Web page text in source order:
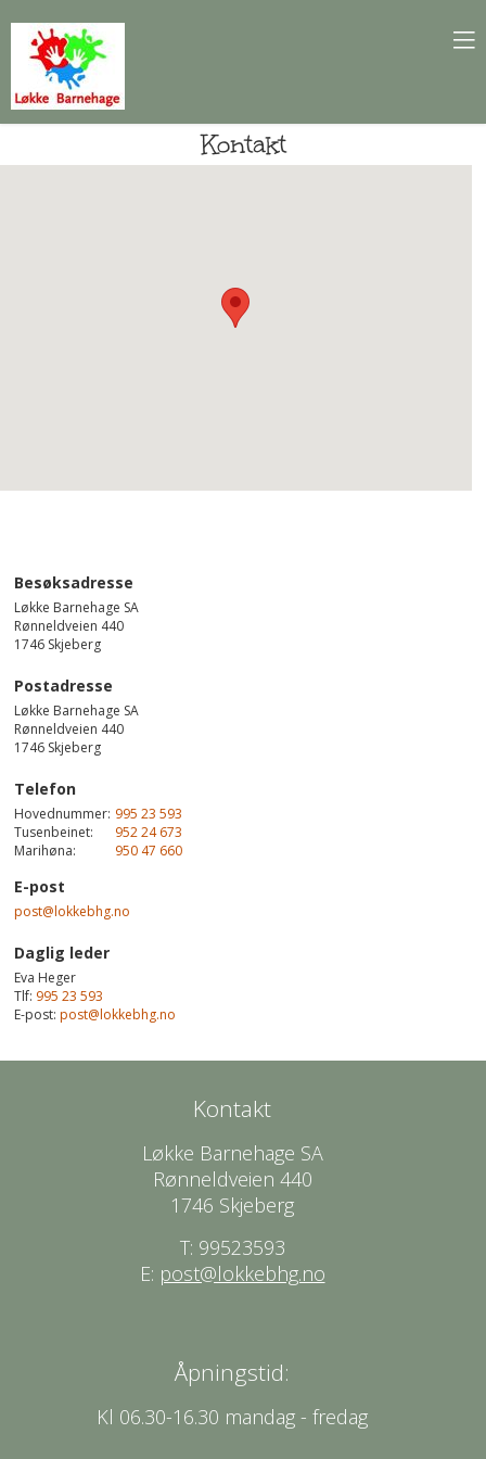
Kontakt
Besøksadresse
Løkke Barnehage SA
Rønneldveien 440
1746 Skjeberg
Postadresse
Løkke Barnehage SA
Rønneldveien 440
1746 Skjeberg
Telefon
Hovednummer: 995 23 593
Tusenbeinet:
952 24 673
Marihøna:
950 47 660
E-post
post@lokkebhg.no
Daglig leder
Eva Heger
Tlf: 995 23 593
E-post:post@lokkebhg.no
Kontakt
Løkke Barnehage SA
Rønneldveien 440
1746 Skjeberg
T: 99523593
E: post@lokkebhg.no
Åpningstid:
Kl 06.30-16.30 mandag - fredag